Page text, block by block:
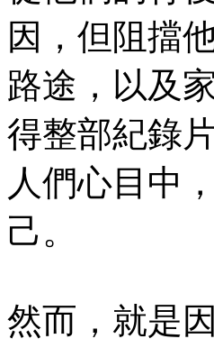
因，但阻擋
路途，以及
得整部紀錄
人們心目中
己。
然而，就是